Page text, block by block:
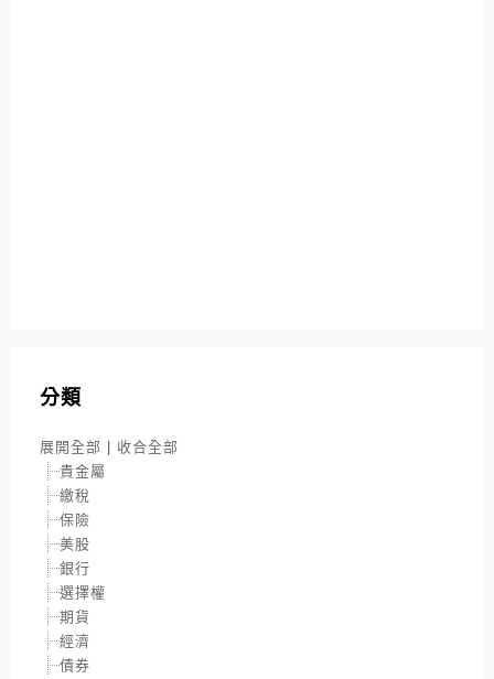
分類
展開全部 | 收合全部
貴金屬
繳稅
保險
美股
銀行
選擇權
期貨
經濟
債券